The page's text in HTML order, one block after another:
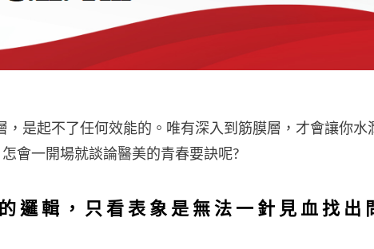
是起不了任何效能的。唯有深入到筋膜層，才會讓你水
會一開場就談論醫美的青春要訣呢?
邏輯，只看表象是無法一針見血找出